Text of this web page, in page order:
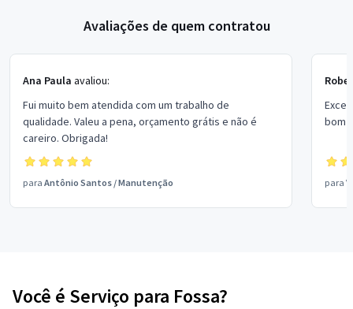
Avaliações de quem contratou
Ana Paula avaliou:
Fui muito bem atendida com um trabalho de
qualidade. Valeu a pena, orçamento grátis e não é
careiro. Obrigada!
para Antônio Santos /Manutenção
bom
para
Você é Serviço para Fossa?